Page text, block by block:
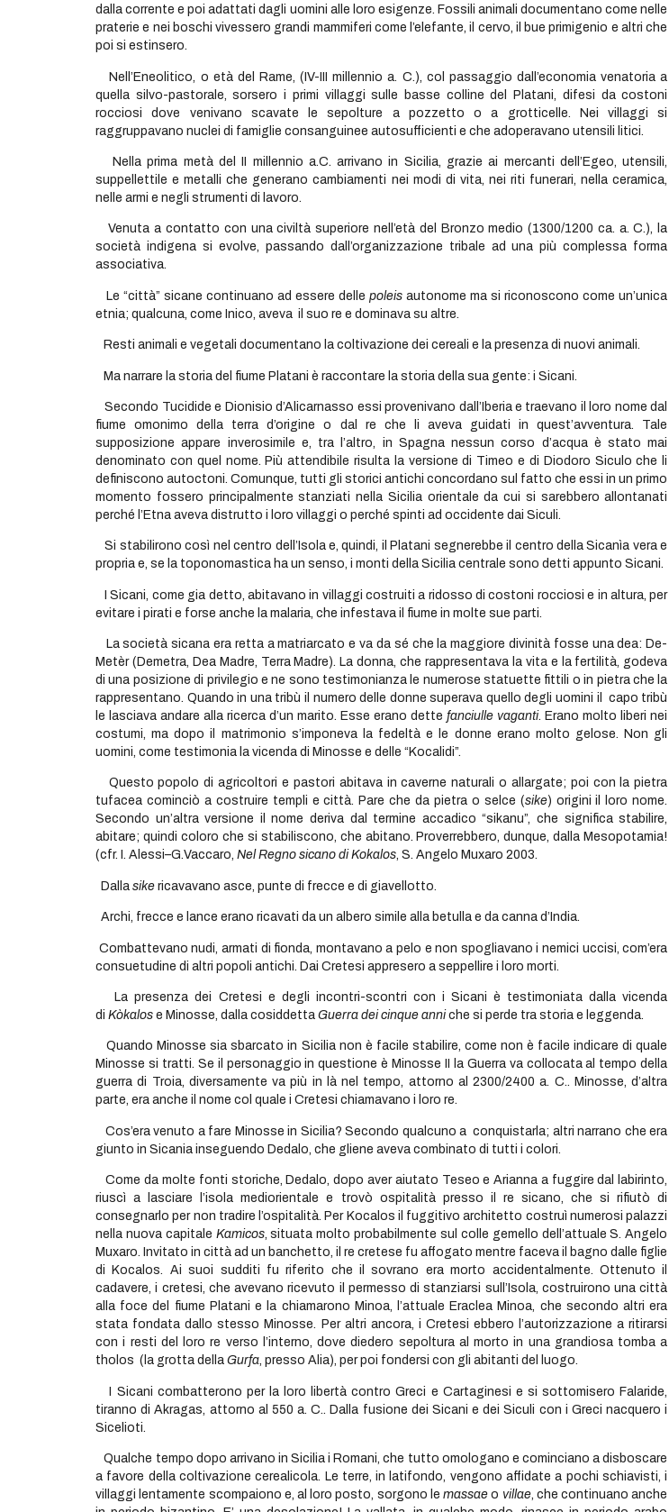
dalla corrente e poi adattati dagli uomini alle loro esigenze. Fossili animali documentano come nelle
praterie e nei boschi vivessero grandi mammiferi come l’elefante, il cervo, il bue primigenio e altri che
poi si estinsero.
Nell’Eneolitico, o età del Rame, (IV-III millennio a. C.), col passaggio dall’economia venatoria a
quella silvo-pastorale, sorsero i primi villaggi sulle basse colline del Platani, difesi da costoni
rocciosi dove venivano scavate le sepolture a pozzetto o a grotticelle. Nei villaggi si
raggruppavano nuclei di famiglie consanguinee autosufficienti e che adoperavano utensili litici.
Nella prima metà del II millennio a.C. arrivano in Sicilia, grazie ai mercanti dell’Egeo, utensili,
suppellettile e metalli che generano cambiamenti nei modi di vita, nei riti funerari, nella ceramica,
nelle armi e negli strumenti di lavoro.
Venuta a contatto con una civiltà superiore nell’età del Bronzo medio (1300/1200 ca. a. C.), la
società indigena si evolve, passando dall’organizzazione tribale ad una più complessa forma
associativa.
Le “città” sicane continuano ad essere dellepoleis autonome ma si riconoscono come un’unica
etnia; qualcuna, come Inico, aveva il suo re e dominava su altre.
Resti animali e vegetali documentano la coltivazione dei cereali e la presenza di nuovi animali.
Ma narrare la storia del fiume Platani è raccontare la storia della sua gente: i Sicani.
Secondo Tucidide e Dionisio d’Alicarnasso essi provenivano dall’Iberia e traevano il loro nome dal
fiume omonimo della terra d’origine o dal re che li aveva guidati in quest’avventura. Tale
supposizione appare inverosimile e, tra l’altro, in Spagna nessun corso d’acqua è stato mai
denominato con quel nome. Più attendibile risulta la versione di Timeo e di Diodoro Siculo che li
definiscono autoctoni. Comunque, tutti gli storici antichi concordano sul fatto che essi in un primo
momento fossero principalmente stanziati nella Sicilia orientale da cui si sarebbero allontanati
perché l’Etna aveva distrutto i loro villaggi o perché spinti ad occidente dai Siculi.
Si stabilirono così nel centro dell’Isola e, quindi, il Platani segnerebbe il centro della Sicanìa vera e
propria e, se la toponomastica ha un senso, i monti della Sicilia centrale sono detti appunto Sicani.
I Sicani, come gia detto, abitavano in villaggi costruiti a ridosso di costoni rocciosi e in altura, per
evitare i pirati e forse anche la malaria, che infestava il fiume in molte sue parti.
La società sicana era retta a matriarcato e va da sé che la maggiore divinità fosse una dea: De-
Metèr (Demetra, Dea Madre, Terra Madre). La donna, che rappresentava la vita e la fertilità, godeva
di una posizione di privilegio e ne sono testimonianza le numerose statuette fittili o in pietra che la
rappresentano. Quando in una tribù il numero delle donne superava quello degli uomini il capo tribù
le lasciava andare alla ricerca d’un marito. Esse erano dettefanciulle vaganti. Erano molto liberi nei
costumi, ma dopo il matrimonio s’imponeva la fedeltà e le donne erano molto gelose. Non gli
uomini, come testimonia la vicenda di Minosse e delle “Kocalidi”.
Questo popolo di agricoltori e pastori abitava in caverne naturali o allargate; poi con la pietra
tufacea cominciò a costruire templi e città. Pare che da pietra o selce (sike) origini il loro nome.
Secondo un’altra versione il nome deriva dal termine accadico “sikanu”, che significa stabilire,
abitare; quindi coloro che si stabiliscono, che abitano. Proverrebbero, dunque, dalla Mesopotamia!
(cfr. I. Alessi–G.Vaccaro,Nel Regno sicano di Kokalos, S. Angelo Muxaro 2003.
Dallasike ricavavano asce, punte di frecce e di giavellotto.
Archi, frecce e lance erano ricavati da un albero simile alla betulla e da canna d’India.
Combattevano nudi, armati di fionda, montavano a pelo e non spogliavano i nemici uccisi, com’era
consuetudine di altri popoli antichi. Dai Cretesi appresero a seppellire i loro morti.
La presenza dei Cretesi e degli incontri-scontri con i Sicani è testimoniata dalla vicenda
diKòkalos e Minosse, dalla cosiddettaGuerra dei cinque anni che si perde tra storia e leggenda.
Quando Minosse sia sbarcato in Sicilia non è facile stabilire, come non è facile indicare di quale
Minosse si tratti. Se il personaggio in questione è Minosse II la Guerra va collocata al tempo della
guerra di Troia, diversamente va più in là nel tempo, attorno al 2300/2400 a. C.. Minosse, d’altra
parte, era anche il nome col quale i Cretesi chiamavano i loro re.
Cos’era venuto a fare Minosse in Sicilia? Secondo qualcuno a conquistarla; altri narrano che era
giunto in Sicania inseguendo Dedalo, che gliene aveva combinato di tutti i colori.
Come da molte fonti storiche, Dedalo, dopo aver aiutato Teseo e Arianna a fuggire dal labirinto,
riuscì a lasciare l’isola mediorientale e trovò ospitalità presso il re sicano, che si rifiutò di
consegnarlo per non tradire l’ospitalità. Per Kocalos il fuggitivo architetto costruì numerosi palazzi
nella nuova capitale Kamicos, situata molto probabilmente sul colle gemello dell’attuale S. Angelo
Muxaro. Invitato in città ad un banchetto, il re cretese fu affogato mentre faceva il bagno dalle figlie
di Kocalos. Ai suoi sudditi fu riferito che il sovrano era morto accidentalmente. Ottenuto il
cadavere, i cretesi, che avevano ricevuto il permesso di stanziarsi sull’Isola, costruirono una città
alla foce del fiume Platani e la chiamarono Minoa, l’attuale Eraclea Minoa, che secondo altri era
stata fondata dallo stesso Minosse. Per altri ancora, i Cretesi ebbero l’autorizzazione a ritirarsi
con i resti del loro re verso l’interno, dove diedero sepoltura al morto in una grandiosa tomba a
tholos (la grotta dellaGurfa, presso Alia), per poi fondersi con gli abitanti del luogo.
I Sicani combatterono per la loro libertà contro Greci e Cartaginesi e si sottomisero Falaride,
tiranno di Akragas, attorno al 550 a. C.. Dalla fusione dei Sicani e dei Siculi con i Greci nacquero i
Sicelioti.
Qualche tempo dopo arrivano in Sicilia i Romani, che tutto omologano e cominciano a disboscare
a favore della coltivazione cerealicola. Le terre, in latifondo, vengono affidate a pochi schiavisti, i
villaggi lentamente scompaiono e, al loro posto, sorgono lemassae o villae, che continuano anche